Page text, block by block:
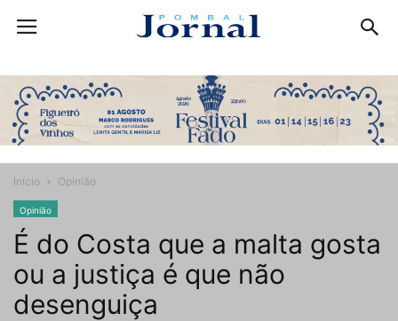
Início Opinião
Opinião
É do Costa que a malta gosta
ou a justiça é que não
desenguiça